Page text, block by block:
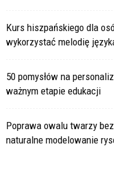
Kurs hiszpańskiego dla
wykorzystać melodię
50 pomysłów na
ważnym etapie edukacji
Poprawa owalu twarzy
naturalne modelowanie